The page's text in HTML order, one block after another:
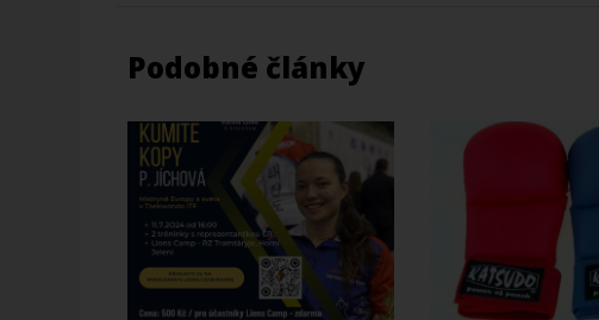
Podobné články